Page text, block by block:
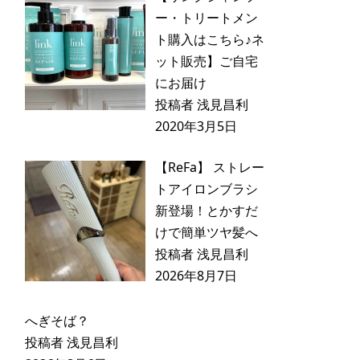
ー・トリートメン
ト購入はこちら♪ネ
ット販売】ご自宅
にお届け
投稿者 浅見昌利
2020年3月5日
【ReFa】 ストレー
トアイロンブラシ
新登場！とかすだ
けで簡単ツヤ髪へ
投稿者 浅見昌利
2026年8月7日
へぎそば？
投稿者 浅見昌利